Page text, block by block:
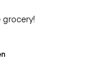
grocery!